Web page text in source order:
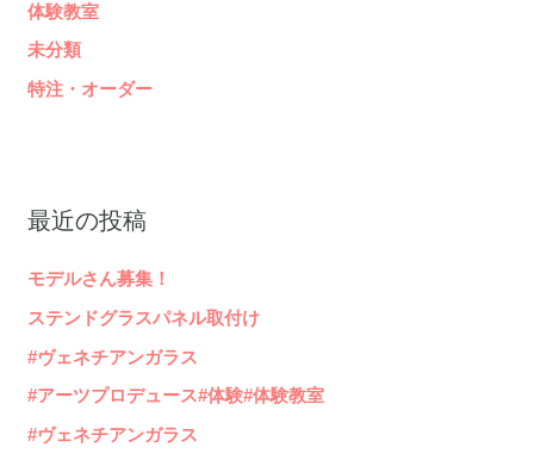
体験教室
未分類
特注・オーダー
最近の投稿
モデルさん募集！
ステンドグラスパネル取付け
#ヴェネチアンガラス
#アーツプロデュース#体験#体験教室
#ヴェネチアンガラス